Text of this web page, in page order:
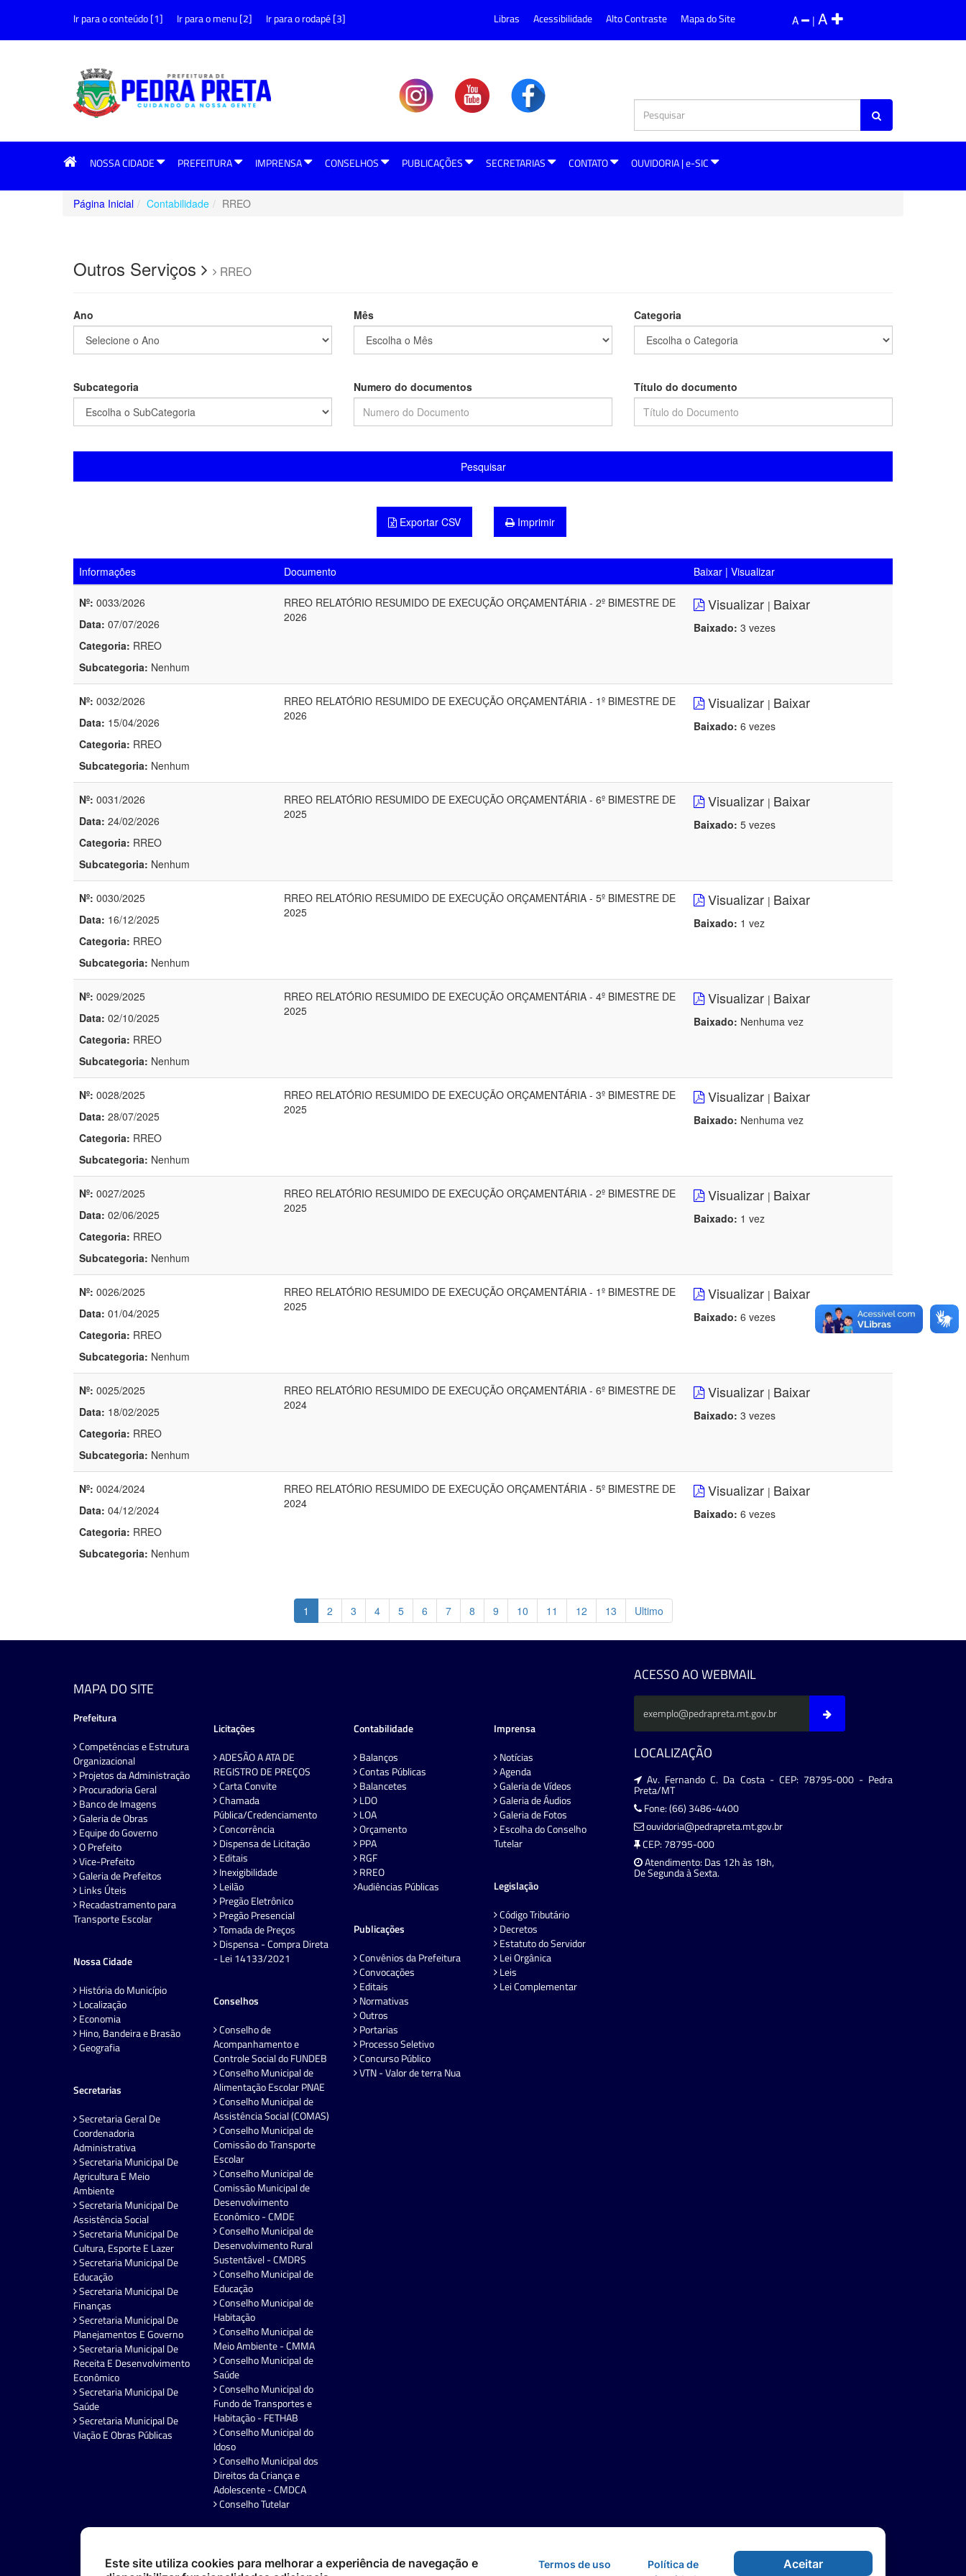
Ir para o conteúdo [1] Ir para o menu [2] Ir para o rodapé [3] A | A
Libras Acessibilidade Alto Contraste Mapa do Site
NOSSA CIDADE PREFEITURA IMPRENSA CONSELHOS PUBLICAÇÕES SECRETARIAS CONTATO OUVIDORIA | e-SIC
Página Inicial Contabilidade RREO
Outros Serviços RREO
Ano Mês Categoria
Subcategoria Numero do documentos Título do documento
Pesquisar
Exportar CSV Imprimir
Informações Documento Baixar | Visualizar
Nº: 0033/2026
Data: 07/07/2026
Categoria: RREO
Subcategoria: Nenhum
RREO RELATÓRIO RESUMIDO DE EXECUÇÃO ORÇAMENTÁRIA - 2º BIMESTRE DE
2026
Visualizar | Baixar
Baixado: 3 vezes
Nº: 0032/2026
Data: 15/04/2026
Categoria: RREO
Subcategoria: Nenhum
RREO RELATÓRIO RESUMIDO DE EXECUÇÃO ORÇAMENTÁRIA - 1º BIMESTRE DE
2026
Visualizar | Baixar
Baixado: 6 vezes
Nº: 0031/2026
Data: 24/02/2026
Categoria: RREO
Subcategoria: Nenhum
RREO RELATÓRIO RESUMIDO DE EXECUÇÃO ORÇAMENTÁRIA - 6º BIMESTRE DE
2025
Visualizar | Baixar
Baixado: 5 vezes
Nº: 0030/2025
Data: 16/12/2025
Categoria: RREO
Subcategoria: Nenhum
RREO RELATÓRIO RESUMIDO DE EXECUÇÃO ORÇAMENTÁRIA - 5º BIMESTRE DE
2025
Visualizar | Baixar
Baixado: 1 vez
Nº: 0029/2025
Data: 02/10/2025
Categoria: RREO
Subcategoria: Nenhum
RREO RELATÓRIO RESUMIDO DE EXECUÇÃO ORÇAMENTÁRIA - 4º BIMESTRE DE
2025
Visualizar | Baixar
Baixado: Nenhuma vez
Nº: 0028/2025
Data: 28/07/2025
Categoria: RREO
Subcategoria: Nenhum
RREO RELATÓRIO RESUMIDO DE EXECUÇÃO ORÇAMENTÁRIA - 3º BIMESTRE DE
2025
Visualizar | Baixar
Baixado: Nenhuma vez
Nº: 0027/2025
Data: 02/06/2025
Categoria: RREO
Subcategoria: Nenhum
RREO RELATÓRIO RESUMIDO DE EXECUÇÃO ORÇAMENTÁRIA - 2º BIMESTRE DE
2025
Visualizar | Baixar
Baixado: 1 vez
Nº: 0026/2025
Data: 01/04/2025
Categoria: RREO
Subcategoria: Nenhum
RREO RELATÓRIO RESUMIDO DE EXECUÇÃO ORÇAMENTÁRIA - 1º BIMESTRE DE
2025
Visualizar | Baixar
Baixado: 6 vezes
Nº: 0025/2025
Data: 18/02/2025
Categoria: RREO
Subcategoria: Nenhum
RREO RELATÓRIO RESUMIDO DE EXECUÇÃO ORÇAMENTÁRIA - 6º BIMESTRE DE
2024
Visualizar | Baixar
Baixado: 3 vezes
Nº: 0024/2024
Data: 04/12/2024
Categoria: RREO
Subcategoria: Nenhum
RREO RELATÓRIO RESUMIDO DE EXECUÇÃO ORÇAMENTÁRIA - 5º BIMESTRE DE
2024
Visualizar | Baixar
Baixado: 6 vezes
1 2 3 4 5 6 7 8 9 10 11 12 13 Ultimo
MAPA DO SITE
Prefeitura
Competências e Estrutura
Organizacional
Projetos da Administração
Procuradoria Geral
Banco de Imagens
Galeria de Obras
Equipe do Governo
O Prefeito
Vice-Prefeito
Galeria de Prefeitos
Links Úteis
Recadastramento para
Transporte Escolar
Nossa Cidade
História do Município
Localização
Economia
Hino, Bandeira e Brasão
Geografia
Secretarias
Secretaria Geral De
Coordenadoria
Administrativa
Secretaria Municipal De
Agricultura E Meio
Ambiente
Secretaria Municipal De
Assistência Social
Secretaria Municipal De
Cultura, Esporte E Lazer
Secretaria Municipal De
Educação
Secretaria Municipal De
Finanças
Secretaria Municipal De
Planejamentos E Governo
Secretaria Municipal De
Receita E Desenvolvimento
Econômico
Secretaria Municipal De
Saúde
Secretaria Municipal De
Viação E Obras Públicas
Licitações
ADESÃO A ATA DE
REGISTRO DE PREÇOS
Carta Convite
Chamada
Pública/Credenciamento
Concorrência
Dispensa de Licitação
Editais
Inexigibilidade
Leilão
Pregão Eletrônico
Pregão Presencial
Tomada de Preços
Dispensa - Compra Direta
- Lei 14133/2021
Conselhos
Conselho de
Acompanhamento e
Controle Social do FUNDEB
Conselho Municipal de
Alimentação Escolar PNAE
Conselho Municipal de
Assistência Social (COMAS)
Conselho Municipal de
Comissão do Transporte
Escolar
Conselho Municipal de
Comissão Municipal de
Desenvolvimento
Econômico - CMDE
Conselho Municipal de
Desenvolvimento Rural
Sustentável - CMDRS
Conselho Municipal de
Educação
Conselho Municipal de
Habitação
Conselho Municipal de
Meio Ambiente - CMMA
Conselho Municipal de
Saúde
Conselho Municipal do
Fundo de Transportes e
Habitação - FETHAB
Conselho Municipal do
Idoso
Conselho Municipal dos
Direitos da Criança e
Adolescente - CMDCA
Conselho Tutelar
Contabilidade
Balanços
Contas Públicas
Balancetes
LDO
LOA
Orçamento
PPA
RGF
RREO
Audiências Públicas
Publicações
Convênios da Prefeitura
Convocações
Editais
Normativas
Outros
Portarias
Processo Seletivo
Concurso Público
VTN - Valor de terra Nua
Imprensa
Notícias
Agenda
Galeria de Vídeos
Galeria de Áudios
Galeria de Fotos
Escolha do Conselho
Tutelar
Legislação
Código Tributário
Decretos
Estatuto do Servidor
Lei Orgânica
Leis
Lei Complementar
ACESSO AO WEBMAIL
LOCALIZAÇÃO
Av. Fernando C. Da Costa - CEP: 78795-000 - Pedra
Preta/MT
Fone: (66) 3486-4400
ouvidoria@pedrapreta.mt.gov.br
CEP: 78795-000
Atendimento: Das 12h às 18h,
De Segunda à Sexta.
Este site utiliza cookies para melhorar a experiência de navegação e
Termos de uso
Política de
Aceitar